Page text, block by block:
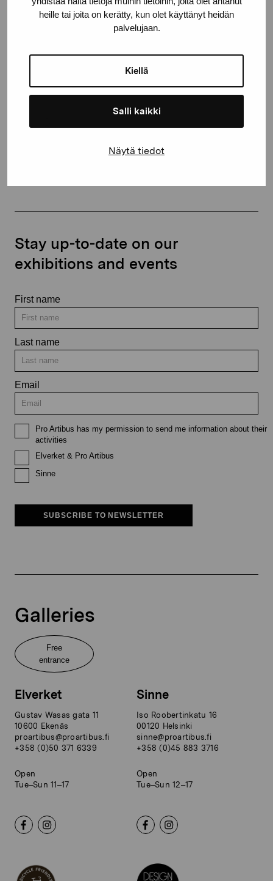
heille tai joita on kerätty, kun olet käyttänyt heidän
palvelujaan.
Kiellä
Salli kaikki
Näytä tiedot
10600 Ekenäs
+358 (0)50 371 6339
Stay up-to-date on our
exhibitions and events
First name
Last name
Email
Pro Artibus has my permission to send me information about their
activities
Elverket & Pro Artibus
Sinne
SUBSCRIBE TO NEWSLETTER
Galleries
Free
entrance
Elverket
Gustav Wasas gata 11
10600 Ekenäs
proartibus@proartibus.fi
+358 (0)50 371 6339
Open
Tue–Sun 11–17
Sinne
Iso Roobertinkatu 16
00120 Helsinki
sinne@proartibus.fi
+358 (0)45 883 3716
Open
Tue–Sun 12–17